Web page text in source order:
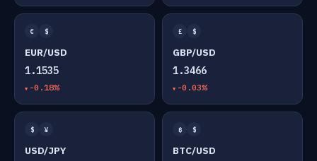
€ $
EUR/USD
1.1535
-0.18%
£ $
GBP/USD
1.3466
-0.03%
$ ¥
USD/JPY
₿ $
BTC/USD